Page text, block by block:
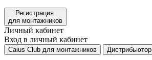
Регистрация
для монтажников
Личный кабинет
Вход в личный кабинет
Caius Club для монтажников Дистрибьютор